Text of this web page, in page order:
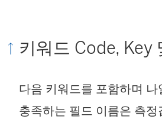
키워드 Code, Key
다음 키워드를 포함하며 나
충족하는 필드 이름은 측정